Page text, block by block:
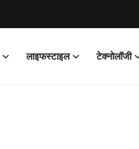
लाइफस्टाइल टेक्नोलॉजी